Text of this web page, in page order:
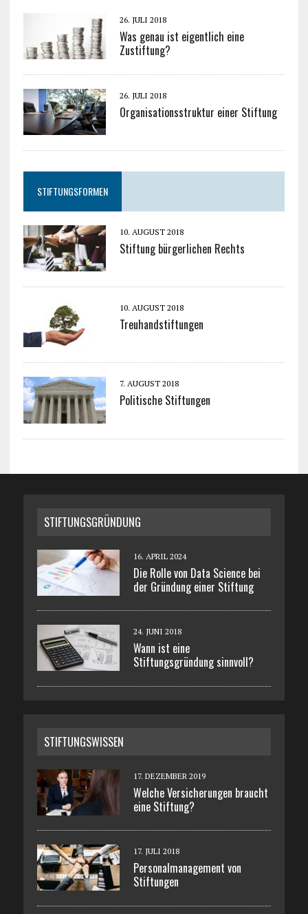
26. JULI 2018
Was genau ist eigentlich eine
Zustiftung?
26. JULI 2018
Organisationsstruktur einer Stiftung
STIFTUNGSFORMEN
10. AUGUST 2018
Stiftung bürgerlichen Rechts
10. AUGUST 2018
Treuhandstiftungen
7. AUGUST 2018
Politische Stiftungen
STIFTUNGSGRÜNDUNG
16. APRIL 2024
Die Rolle von Data Science bei
der Gründung einer Stiftung
24. JUNI 2018
Wann ist eine
Stiftungsgründung sinnvoll?
STIFTUNGSWISSEN
17. DEZEMBER 2019
Welche Versicherungen braucht
eine Stiftung?
17. JULI 2018
Personalmanagement von
Stiftungen